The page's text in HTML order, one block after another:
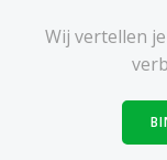
Wij vertellen